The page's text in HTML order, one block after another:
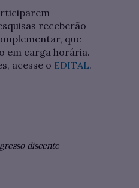
receberão
que
em carga horária.
acesse o EDITAL.
discente